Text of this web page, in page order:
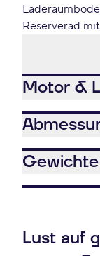
Reserverad
Motor &
Gewichte
Lust auf